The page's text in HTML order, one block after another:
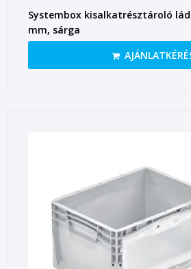
Systembox kisalkatrésztároló
mm, sárga